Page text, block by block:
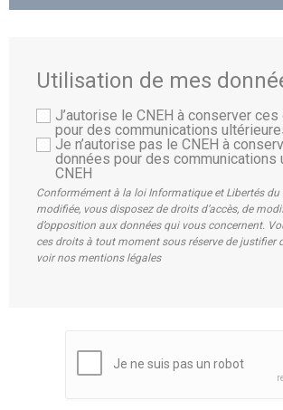
Utilisation de mes
J’autorise le CNEH à conserver
pour des communications
Je n’autorise pas le CNEH à
données pour des communications
CNEH
Conformément à la loi Informatique et Libertés du
modifiée, vous disposez de droits d’accès, de
d’opposition aux données qui vous concernent.
ces droits à tout moment sous réserve de justifier
voir nos mentions légales